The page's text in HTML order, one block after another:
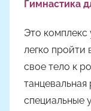
Гимнастика
Это
легко пройти
свое тело к
специальные